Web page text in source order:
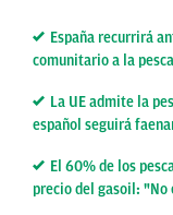
España recurrirá
comunitario a la
La UE admite la
español seguirá
El 60% de los
precio del gasoil: "No